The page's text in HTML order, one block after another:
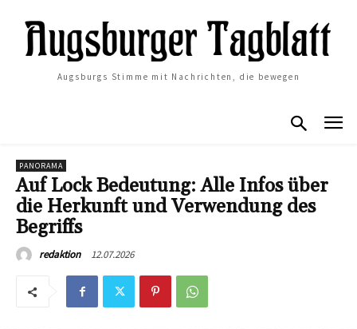
Augsburgs Stimme mit Nachrichten, die bewegen
PANORAMA
Auf Lock Bedeutung: Alle Infos über
die Herkunft und Verwendung des
Begriffs
redaktion 12.07.2026